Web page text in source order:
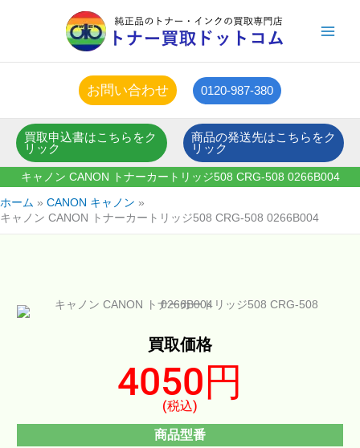
ス
お問い合わせ 0120-987-380
買取申込書はこちらをク
リック
商品の発送先はこちらをク
リック
キャノン CANON トナーカートリッジ508 CRG-508 0266B004
ホーム
CANON キャノン
キャノン CANON トナーカートリッジ508 CRG-508 0266B004
買取価格
4050円
(税込)
商品型番